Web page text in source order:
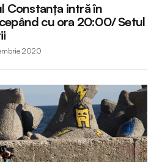
Constanța intră în
cu ora 20:00/ Setul
2020